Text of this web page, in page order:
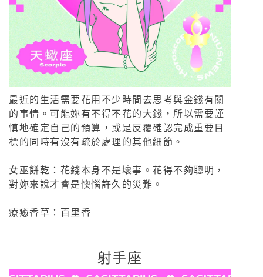
最近的生活需要花用不少時間去思考與金錢有關
的事情。可能妳有不得不花的大錢，所以需要謹
慎地確定自己的預算，或是反覆確認完成重要目
標的同時有沒有疏於處理的其他細節。
女巫餅乾：花錢本身不是壞事。花得不夠聰明，
對妳來說才會是懊惱許久的災難。
療癒香草：百里香
射手座